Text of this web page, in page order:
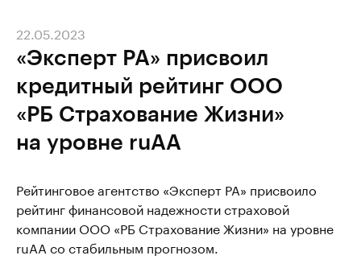
«Эксперт РА» присвоил
кредитный рейтинг ООО
«РБ Страхование Жизни»
на уровне ruAA
22.05.2023
Рейтинговое агентство «Эксперт РА» присвоило
рейтинг финансовой надежности страховой
компании ООО «РБ Страхование Жизни» на уровне
ruAA со стабильным прогнозом.